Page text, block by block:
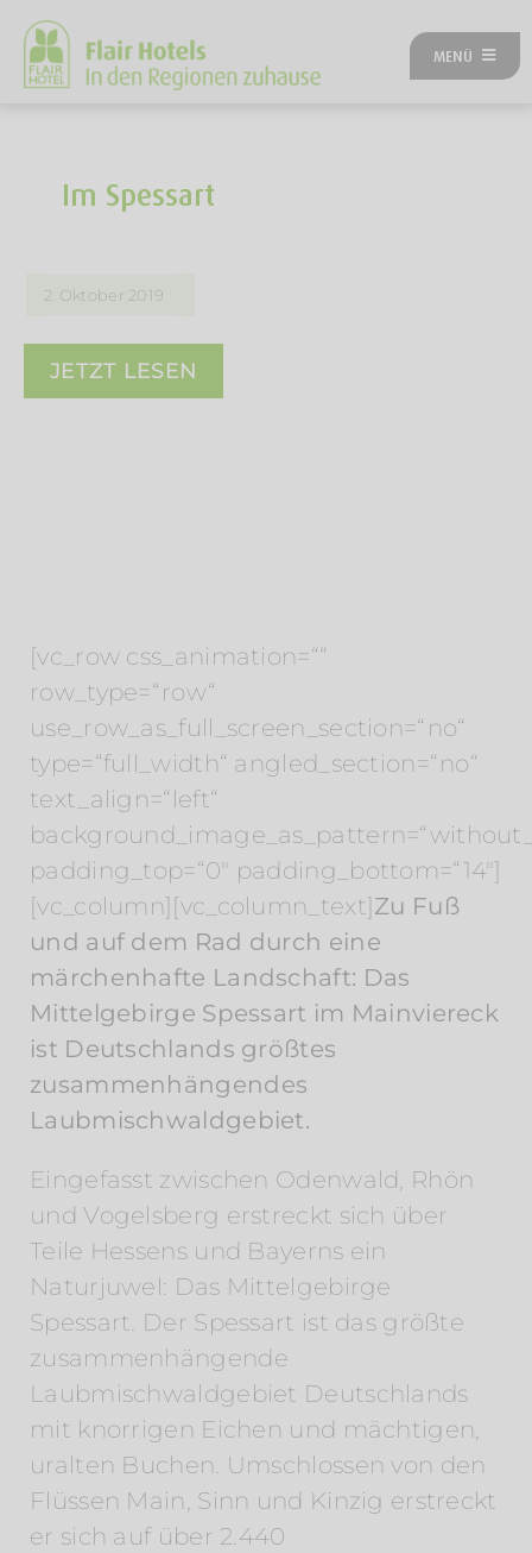
Zum
Inhalt
springen
MENÜ
UNSERE HOTELS
FLAIR HOTEL WERDEN
FIRMENPARTNER
Im Spessart
2. Oktober 2019
JETZT LESEN
[vc_row css_animation=““
row_type=“row“
use_row_as_full_screen_section=“no“
type=“full_width“ angled_section=“no“
text_align=“left“
padding_top=“0″ padding_bottom=“14″]
[vc_column][vc_column_text]Zu Fuß
und auf dem Rad durch eine
märchenhafte Landschaft: Das
Mittelgebirge Spessart im Mainviereck
ist Deutschlands größtes
zusammenhängendes
Laubmischwaldgebiet.
Eingefasst zwischen Odenwald, Rhön
und Vogelsberg erstreckt sich über
Teile Hessens und Bayerns ein
Naturjuwel: Das Mittelgebirge
Spessart. Der Spessart ist das größte
zusammenhängende
Laubmischwaldgebiet Deutschlands
mit knorrigen Eichen und mächtigen,
uralten Buchen. Umschlossen von den
Flüssen Main, Sinn und Kinzig erstreckt
er sich auf über 2.440